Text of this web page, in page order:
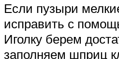
Если пузыри
исправить с
Иголку берем
заполняем шприц